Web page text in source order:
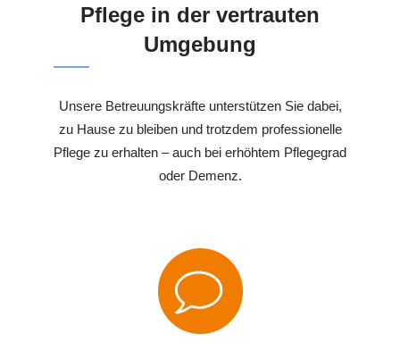
Pflege in der vertrauten
Umgebung
Unsere Betreuungskräfte unterstützen Sie dabei,
zu Hause zu bleiben und trotzdem professionelle
Pflege zu erhalten – auch bei erhöhtem Pflegegrad
oder Demenz.